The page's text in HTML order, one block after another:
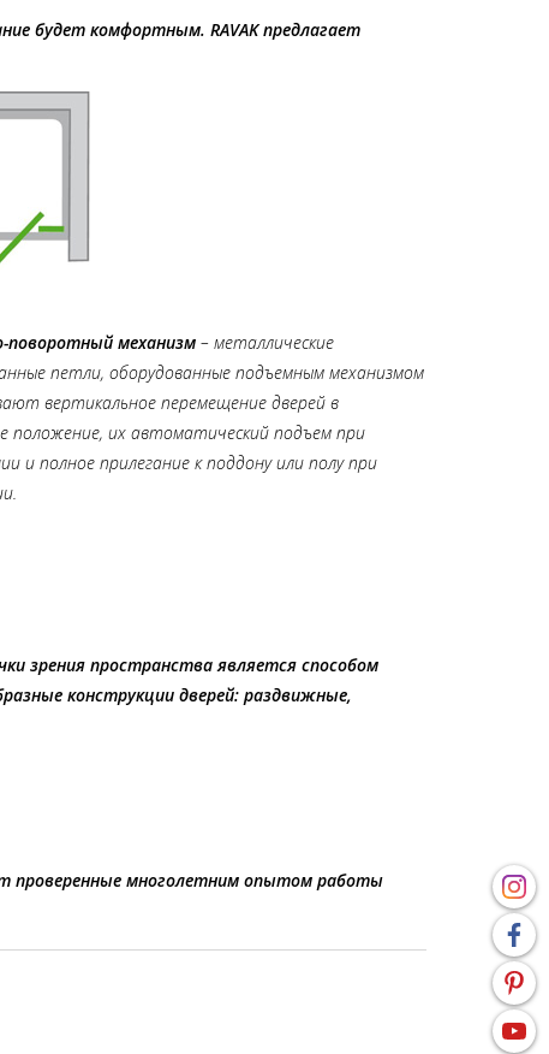
будет комфортным. RAVAK предлагает
поворотный механизм – металлические
петли, оборудованные подъемным механизмом
вертикальное перемещение дверей в
положение, их автоматический подъем при
и полное прилегание к поддону или полу при
зрения пространства является способом
конструкции дверей: раздвижные,
проверенные многолетним опытом работы